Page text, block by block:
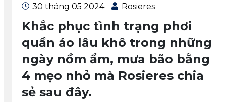
30 tháng 05 2024 Rosieres
Khắc phục tình trạng phơi
quần áo lâu khô trong những
ngày nồm ẩm, mưa bão bằng
4 mẹo nhỏ mà Rosieres chia
sẻ sau đây.